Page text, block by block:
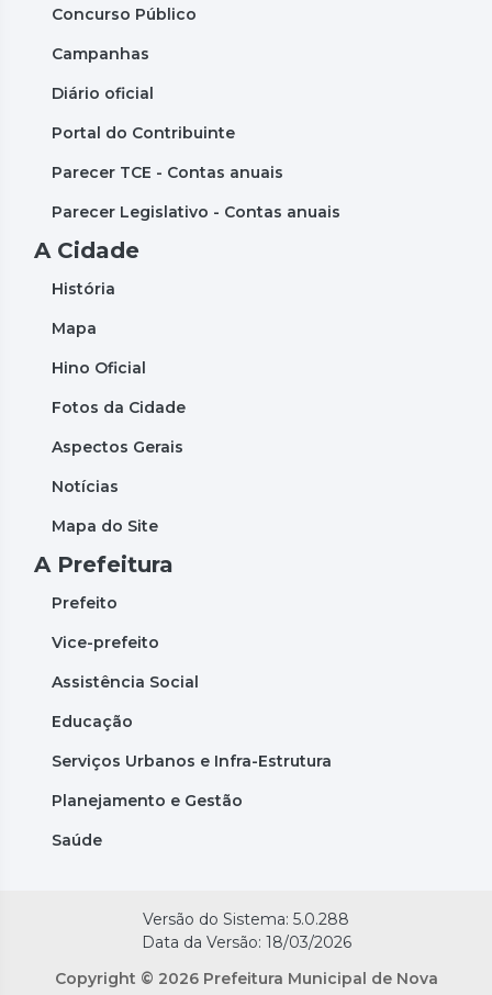
Concurso Público
Campanhas
Diário oficial
Portal do Contribuinte
Parecer TCE - Contas anuais
Parecer Legislativo - Contas anuais
A Cidade
História
Mapa
Hino Oficial
Fotos da Cidade
Aspectos Gerais
Notícias
Mapa do Site
A Prefeitura
Prefeito
Vice-prefeito
Assistência Social
Educação
Serviços Urbanos e Infra-Estrutura
Planejamento e Gestão
Saúde
Versão do Sistema: 5.0.288
Data da Versão: 18/03/2026
Copyright © 2026 Prefeitura Municipal de Nova